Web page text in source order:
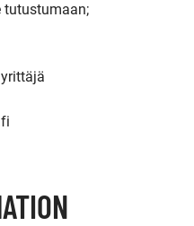
tutustumaan;